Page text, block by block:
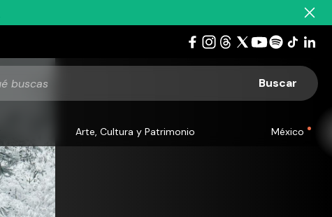
Arte, Cultura y Patrimonio México